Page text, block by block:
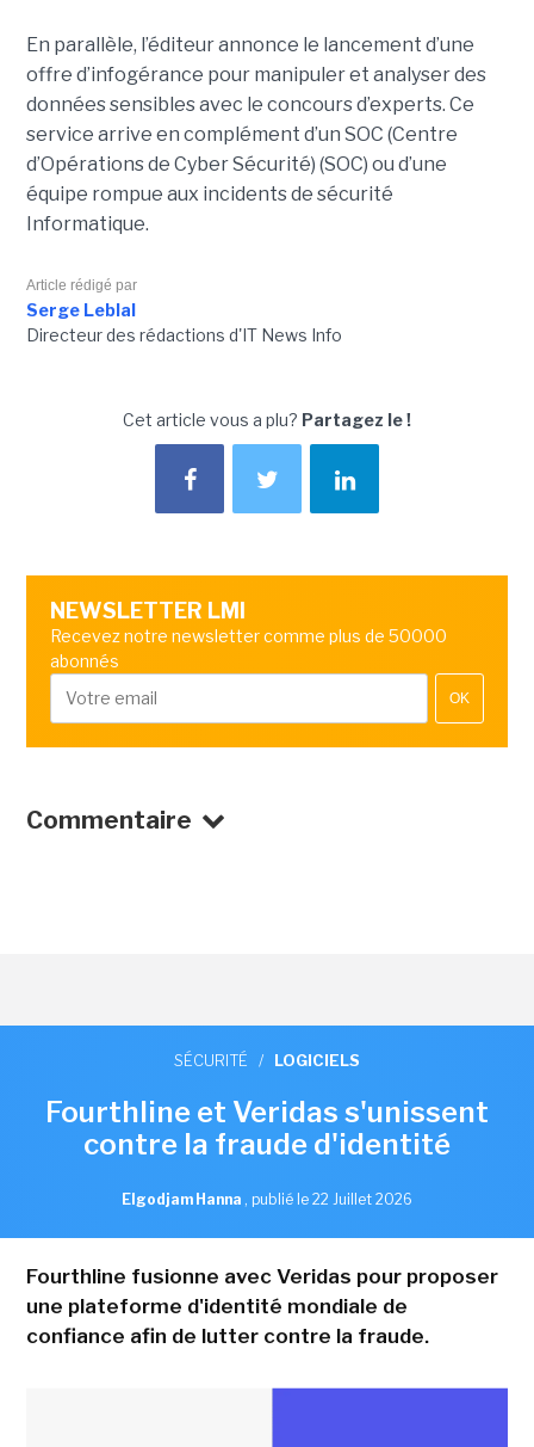
En parallèle, l’éditeur annonce le lancement d’une
offre d’infogérance pour manipuler et analyser des
données sensibles avec le concours d’experts. Ce
service arrive en complément d’un SOC (Centre
d’Opérations de Cyber Sécurité) (SOC) ou d’une
équipe rompue aux incidents de sécurité
Informatique.
Article rédigé par
Serge Leblal
Directeur des rédactions d'IT News Info
Cet article vous a plu? Partagez le !
NEWSLETTER LMI
Recevez notre newsletter comme plus de 50000
abonnés
OK
Commentaire
SÉCURITÉ / LOGICIELS
Fourthline et Veridas s'unissent
contre la fraude d'identité
Elgodjam Hanna , publié le 22 Juillet 2026
Fourthline fusionne avec Veridas pour proposer
une plateforme d'identité mondiale de
confiance afin de lutter contre la fraude.